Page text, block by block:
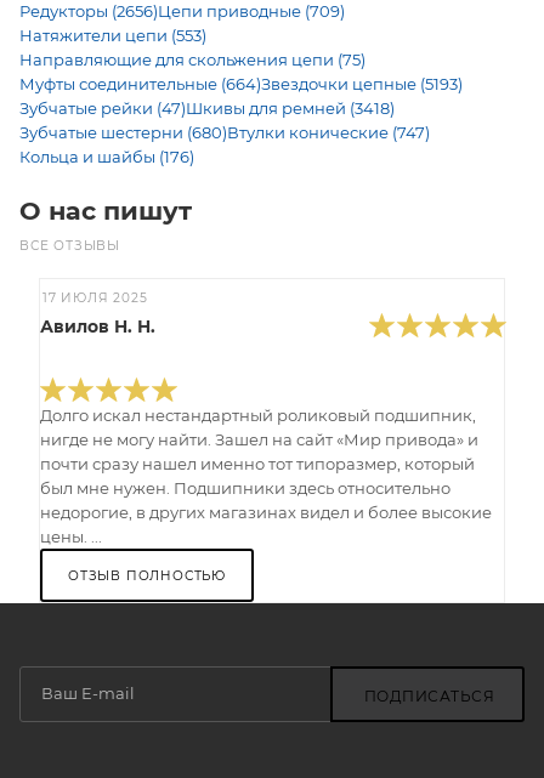
Редукторы (2656)Цепи приводные (709)
Натяжители цепи (553)
Направляющие для скольжения цепи (75)
Муфты соединительные (664)Звездочки цепные (5193)
Зубчатые рейки (47)Шкивы для ремней (3418)
Зубчатые шестерни (680)Втулки конические (747)
Кольца и шайбы (176)
О нас пишут
ВСЕ ОТЗЫВЫ
17 ИЮЛЯ 2025
Авилов Н. Н.
Долго искал нестандартный роликовый подшипник,
нигде не могу найти. Зашел на сайт «Мир привода» и
почти сразу нашел именно тот типоразмер, который
был мне нужен. Подшипники здесь относительно
недорогие, в других магазинах видел и более высокие
цены. ...
ОТЗЫВ ПОЛНОСТЬЮ
ПОДПИСАТЬСЯ